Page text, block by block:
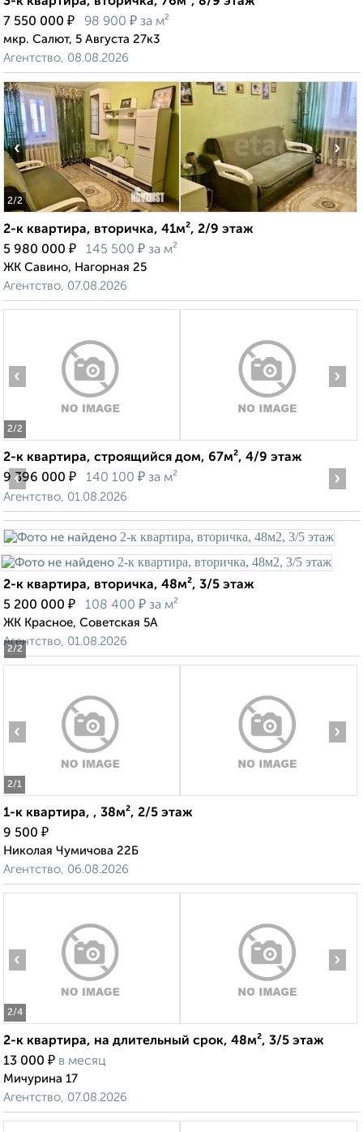
7 550 000 ₽ 98 900 ₽ за м²
мкр. Салют, 5 Августа 27к3
Агентство, 08.08.2026
2/2
‹ ›
2-к квартира, вторичка, 41м², 2/9 этаж
5 980 000 ₽ 145 500 ₽ за м²
ЖК Савино, Нагорная 25
Агентство, 07.08.2026
2/2
‹ ›
2-к квартира, строящийся дом, 67м², 4/9 этаж
9 396 000 ₽ 140 100 ₽ за м²
Агентство, 01.08.2026
2/2
‹ ›
2-к квартира, вторичка, 48м², 3/5 этаж
5 200 000 ₽ 108 400 ₽ за м²
ЖК Красное, Советская 5А
Агентство, 01.08.2026
2/1
‹ ›
1-к квартира, , 38м², 2/5 этаж
9 500 ₽
Николая Чумичова 22Б
Агентство, 06.08.2026
2/4
‹ ›
2-к квартира, на длительный срок, 48м², 3/5 этаж
13 000 ₽ в месяц
Мичурина 17
Агентство, 07.08.2026